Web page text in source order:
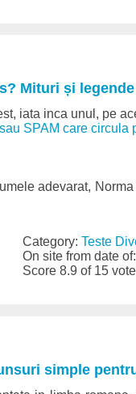
Mituri și
iata inca unul, pe
SPAM care circula
adevarat,
Category:Teste
On site from date
Score 8.9 of 15
simple